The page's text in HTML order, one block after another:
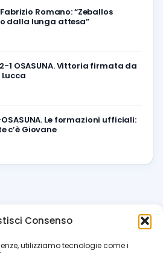
Consenso
utilizziamo tecnologie come i
Fabrizio Romano: “Zeballos
dalla lunga attesa”
2-1 OSASUNA. Vittoria firmata da
OSASUNA. Le formazioni ufficiali:
c’è Giovane